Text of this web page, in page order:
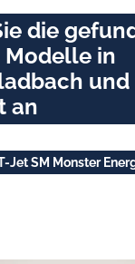
die
Modelle in
und
an
Jet SM Monster